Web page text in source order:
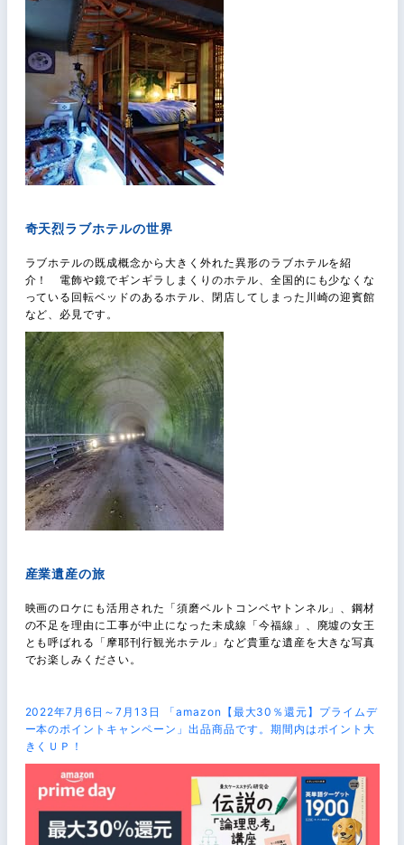
奇天烈ラブホテルの世界
ラブホテルの既成概念から大きく外れた異形のラブホテルを紹
介！ 電飾や鏡でギンギラしまくりのホテル、全国的にも少なくな
っている回転ベッドのあるホテル、閉店してしまった川崎の迎賓館
など、必見です。
産業遺産の旅
映画のロケにも活用された「須磨ベルトコンベヤトンネル」、鋼材
の不足を理由に工事が中止になった未成線「今福線」、廃墟の女王
とも呼ばれる「摩耶刊行観光ホテル」など貴重な遺産を大きな写真
でお楽しみください。
2022年7月6日～7月13日 「amazon【最大30％還元】プライムデ
ー本のポイントキャンペーン」出品商品です。期間内はポイント大
きくＵＰ！